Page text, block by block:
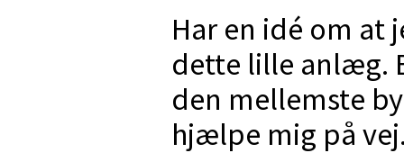
Har en idé om at
dette lille anlæg.
den mellemste
hjælpe mig på